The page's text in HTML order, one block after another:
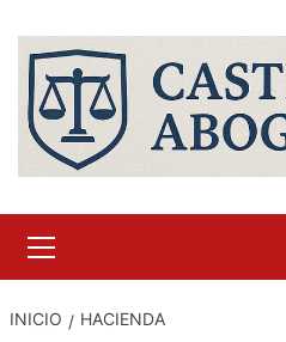
contenido
primario
INICIO HACIENDA